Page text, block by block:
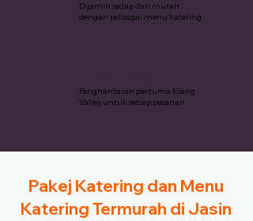
Dijamin sedap dan murah
dengan pelbagai menu katering.
Penghantaran percuma Klang
Valley untuk setiap pesanan.
Pakej Katering dan Menu
Katering Termurah di Jasin